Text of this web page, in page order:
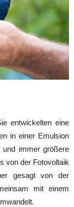
entwickelten eine
in einer Emulsion
und immer größere
von der Fotovoltaik
gesagt von der
mit einem